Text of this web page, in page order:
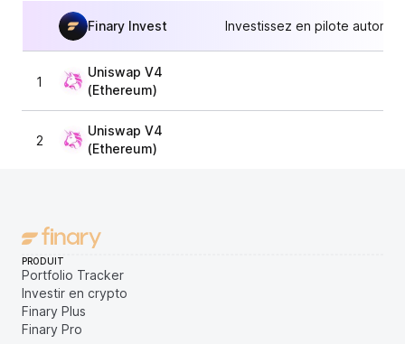
Finary Invest Investissez en pilote
1
Uniswap V4
(Ethereum)
2
Uniswap V4
(Ethereum)
PRODUIT
Portfolio Tracker
Investir en crypto
Finary Plus
Finary Pro